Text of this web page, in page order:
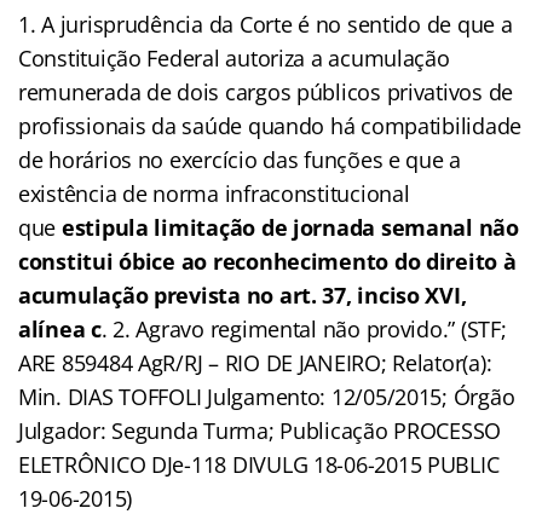
1. A jurisprudência da Corte é no sentido de que a
Constituição Federal autoriza a acumulação
remunerada de dois cargos públicos privativos de
profissionais da saúde quando há compatibilidade
de horários no exercício das funções e que a
existência de norma infraconstitucional
que estipula limitação de jornada semanal não
constitui óbice ao reconhecimento do direito à
acumulação prevista no art. 37, inciso XVI,
alínea c. 2. Agravo regimental não provido.” (STF;
ARE 859484 AgR/RJ – RIO DE JANEIRO; Relator(a):
Min. DIAS TOFFOLI Julgamento: 12/05/2015; Órgão
Julgador: Segunda Turma; Publicação PROCESSO
ELETRÔNICO DJe-118 DIVULG 18-06-2015 PUBLIC
19-06-2015)